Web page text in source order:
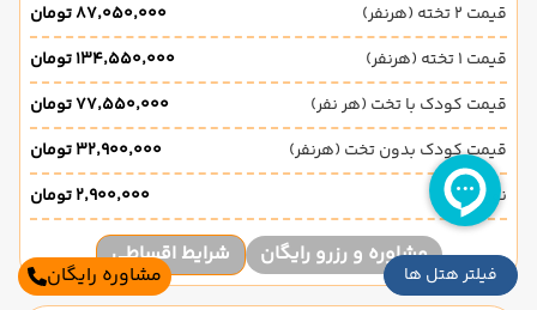
فیلتر هتل ها
قیمت 2 تخته (هرنفر)
۸۷٬۰۵۰٬۰۰۰ تومان
قیمت 1 تخته (هرنفر)
۱۳۴٬۵۵۰٬۰۰۰ تومان
قیمت کودک با تخت (هر نفر)
۷۷٬۵۵۰٬۰۰۰ تومان
قیمت کودک بدون تخت (هرنفر)
۳۲٬۹۰۰٬۰۰۰ تومان
نوزاد
۲٬۹۰۰٬۰۰۰ تومان
مشاوره و رزرو رایگان شرایط اقساطی
مشاوره رایگان